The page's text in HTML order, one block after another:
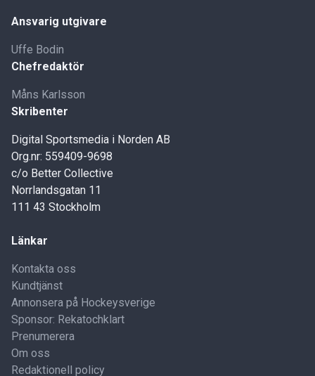
Ansvarig utgivare
Uffe Bodin
Chefredaktör
Måns Karlsson
Skribenter
Digital Sportsmedia i Norden AB
Org.nr: 559409-9698
c/o Better Collective
Norrlandsgatan 11
111 43 Stockholm
Länkar
Kontakta oss
Kundtjänst
Annonsera på Hockeysverige
Sponsor: Rekatochklart
Prenumerera
Om oss
Redaktionell policy